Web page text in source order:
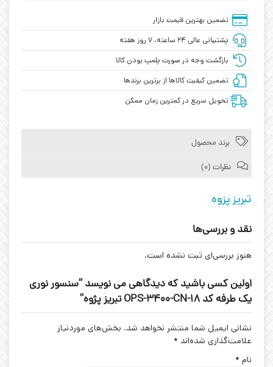
تضمین بهترین قیمت بازار
پشتیبانی عالی ۲۴ ساعته، ۷ روز هفته
بازگشت وجه در صورت پلمپ بودن کالا
تضمین کیفیت کالاها از برترین برندها
تحویل سریع در کمترین زمان ممکن
برند محصول
نظرات (0)
تبریز پزوه
نقد و بررسی‌ها
هنوز بررسی‌ای ثبت نشده است.
اولین کسی باشید که دیدگاهی می نویسد “سنسور نوری
یک طرفه کد OPS-3400-CN-18 تبریز پژوه”
نشانی ایمیل شما منتشر نخواهد شد. بخش‌های موردنیاز
علامت‌گذاری شده‌اند *
نام *